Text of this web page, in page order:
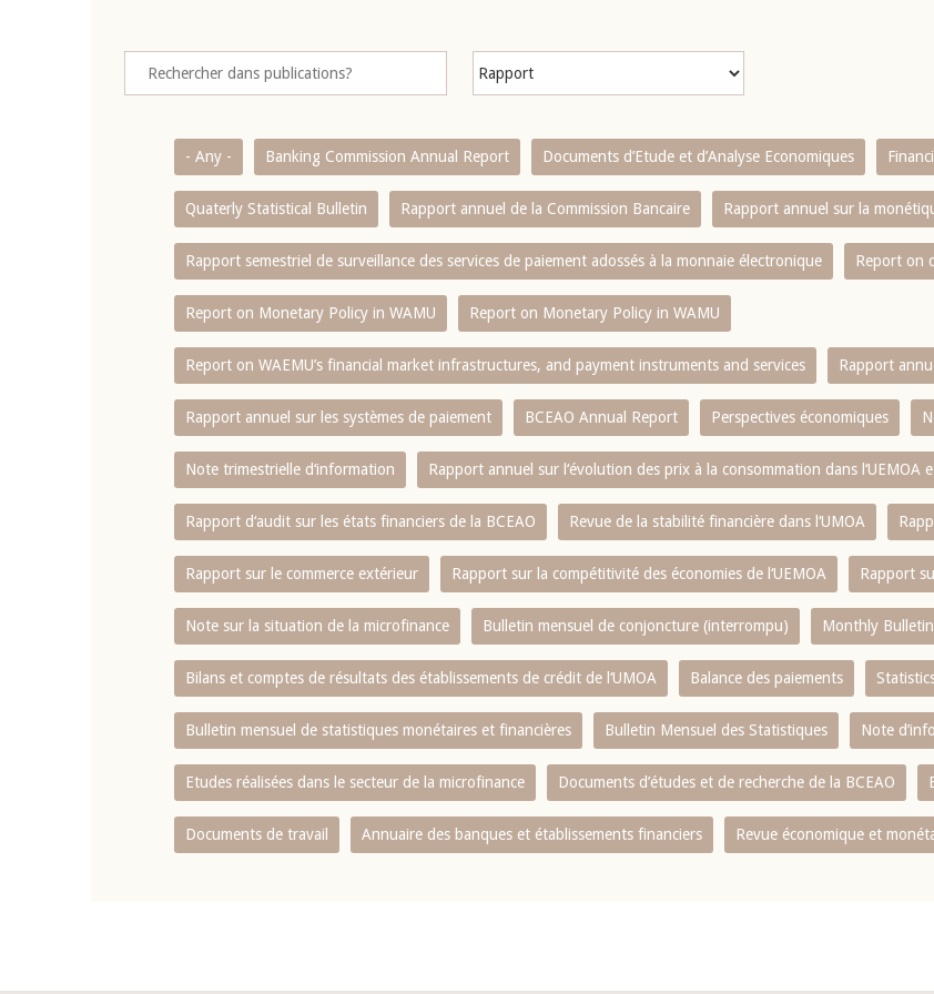
- Any - Banking Commission Annual Report Documents d’Etude et d’Analyse Economiques
Quaterly Statistical Bulletin Rapport annuel de la Commission Bancaire Rapport annuel sur la
Rapport semestriel de surveillance des services de paiement adossés à la monnaie électronique Report on
Report on Monetary Policy in WAMU Report on Monetary Policy in WAMU
Report on WAEMU’s financial market infrastructures, and payment instruments and services Rapport
Rapport annuel sur les systèmes de paiement BCEAO Annual Report Perspectives économiques
Note trimestrielle d‘information Rapport annuel sur l‘évolution des prix à la consommation dans l‘UEMOA
Rapport d‘audit sur les états financiers de la BCEAO Revue de la stabilité financière dans l‘UMOA
Rapport sur le commerce extérieur Rapport sur la compétitivité des économies de l‘UEMOA Rapport
Note sur la situation de la microfinance Bulletin mensuel de conjoncture (interrompu) Monthly
Bilans et comptes de résultats des établissements de crédit de l‘UMOA Balance des paiements
Bulletin mensuel de statistiques monétaires et financières Bulletin Mensuel des Statistiques Note
Etudes réalisées dans le secteur de la microfinance Documents d’études et de recherche de la BCEAO
Documents de travail Annuaire des banques et établissements financiers Revue économique et